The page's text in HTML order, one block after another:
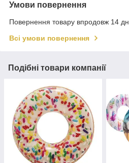
Умови повернення
Повернення товару впродовж 14
Всі умови повернення
Подібні товари компанії